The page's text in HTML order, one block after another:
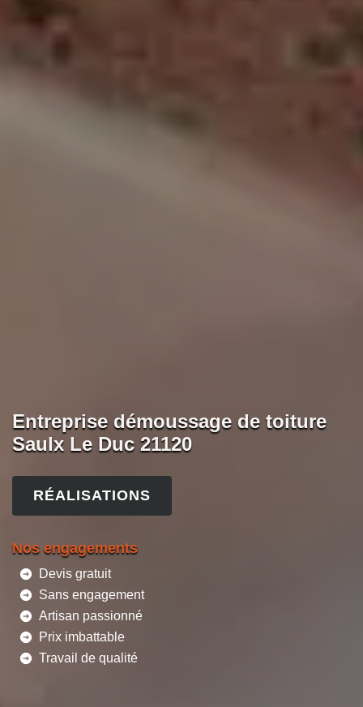
Entreprise démoussage de toiture
Saulx Le Duc 21120
RÉALISATIONS
Nos engagements
Devis gratuit
Sans engagement
Artisan passionné
Prix imbattable
Travail de qualité